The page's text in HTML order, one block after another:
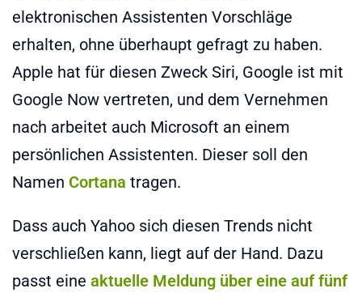
elektronischen Assistenten Vorschläge
erhalten, ohne überhaupt gefragt zu haben.
Apple hat für diesen Zweck Siri, Google ist mit
Google Now vertreten, und dem Vernehmen
nach arbeitet auch Microsoft an einem
persönlichen Assistenten. Dieser soll den
Namen Cortana tragen.
Dass auch Yahoo sich diesen Trends nicht
verschließen kann, liegt auf der Hand. Dazu
passt eine aktuelle Meldung über eine auf fünf